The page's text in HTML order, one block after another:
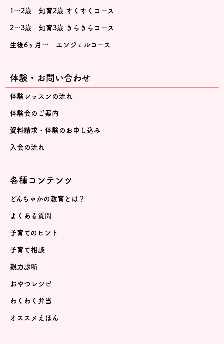
1～2歳 知育2歳 すくすくコース
2～3歳 知育3歳 きらきらコース
生後6ヶ月～ エンジェルコース
体験・お問い合わせ
体験レッスンの流れ
体験会のご案内
資料請求・体験のお申し込み
入会の流れ
各種コンテンツ
どんちゃかの教育とは？
よくある質問
子育てのヒント
子育て相談
親力診断
おやつレシピ
わくわく弁当
オススメえほん